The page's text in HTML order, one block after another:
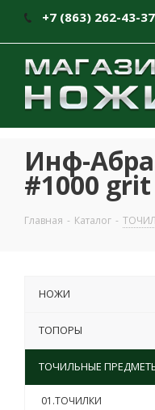
+7 (863) 262-43-37
Инф-
#1000 grit
Главная - Каталог -
НОЖИ
ТОПОРЫ
ТОЧИЛЬНЫЕ
01.ТОЧИЛКИ